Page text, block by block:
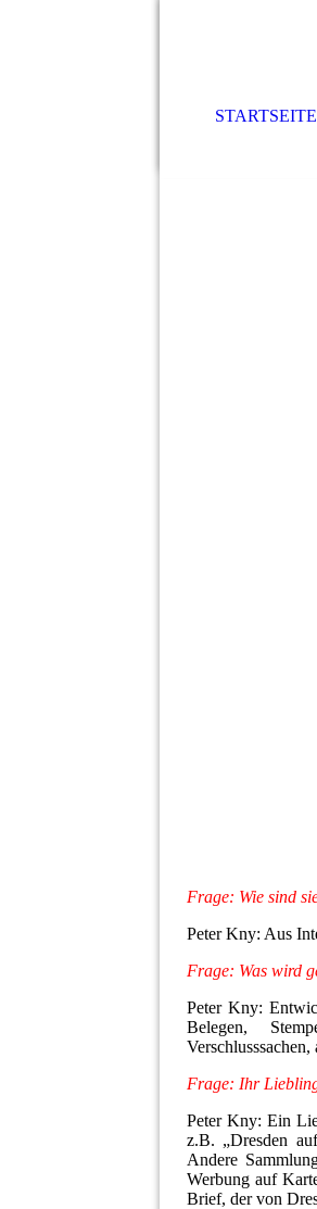
STARTSEITE
Frage: Wie sind
Peter Kny: Aus
Frage: Was wird
Peter Kny:
Belegen,
Frage: Ihr
Peter Kny: Ein
z.B. „Dresden
Andere
Werbung auf
Brief, der von